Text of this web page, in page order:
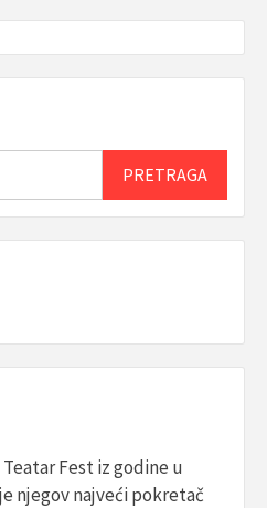
PRETRAGA
Fest iz godine u
njegov najveći pokretač